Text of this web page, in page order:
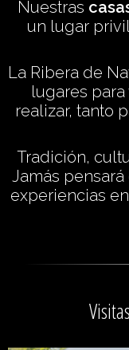
Nuestras
un lugar
La Ribera de
lugares
realizar, tanto
Tradición,
Jamás
experiencias